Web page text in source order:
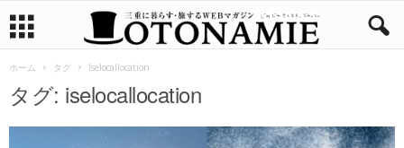
ホーム タグ Iselocallocation
タグ: iselocallocation